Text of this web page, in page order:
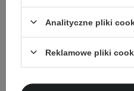
Pielęgnacyjne
beauty nowości
Analityczne pliki
Reklamowe pliki